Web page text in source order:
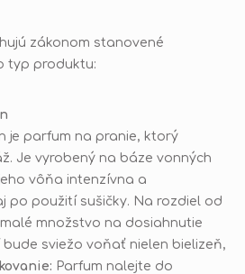
zákonom stanovené
typ produktu:
je parfum na pranie, ktorý
Je vyrobený na báze vonných
vôňa intenzívna a
po použití sušičky. Na rozdiel od
množstvo na dosiahnutie
bude sviežo voňať nielen bielizeň,
Parfum nalejte do